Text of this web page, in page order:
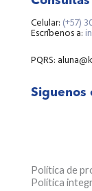
Celular: (+57)
Escríbenos a:
PQRS:
Siguenos
Política de
Política